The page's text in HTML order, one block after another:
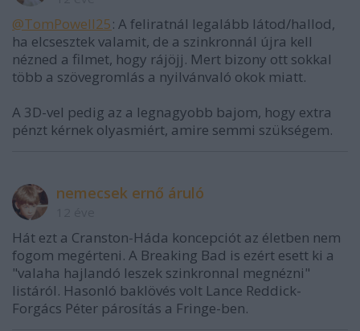
@TomPowell25: A feliratnál legalább látod/hallod,
ha elcsesztek valamit, de a szinkronnál újra kell
nézned a filmet, hogy rájöjj. Mert bizony ott sokkal
több a szövegromlás a nyilvánvaló okok miatt.
A 3D-vel pedig az a legnagyobb bajom, hogy extra
pénzt kérnek olyasmiért, amire semmi szükségem.
nemecsek ernő áruló
Hát ezt a Cranston-Háda koncepciót az életben nem
fogom megérteni. A Breaking Bad is ezért esett ki a
"valaha hajlandó leszek szinkronnal megnézni"
listáról. Hasonló baklövés volt Lance Reddick-
Forgács Péter párosítás a Fringe-ben.